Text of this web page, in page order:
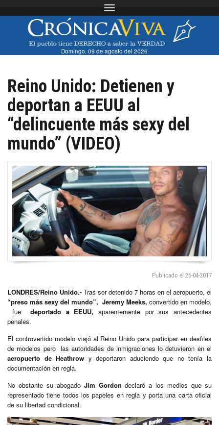
Toggle navigation
Domingo, 09 de agosto del 2026
Reino Unido: Detienen y
deportan a EEUU al
“delincuente más sexy del
mundo” (VIDEO)
Publicado el 26-04-2017
LONDRES/Reino Unido.- Tras ser detenido 7 horas en el aeropuerto, el
“preso más sexy del mundo”, Jeremy Meeks, convertido en modelo,
fue deportado a EEUU, aparentemente por sus antecedentes
penales.
El controvertido modelo viajó al Reino Unido para participar en desfiles
de modelos pero las autoridades de inmigraciones lo detuvieron en el
aeropuerto de Heathrow y deportaron aduciendo que no tenía la
documentación en regla.
No obstante su abogadoJim Gordon declaró a los medios que su
representado tiene todos los papeles en regla y porta una carta oficial
de su libertad condicional.